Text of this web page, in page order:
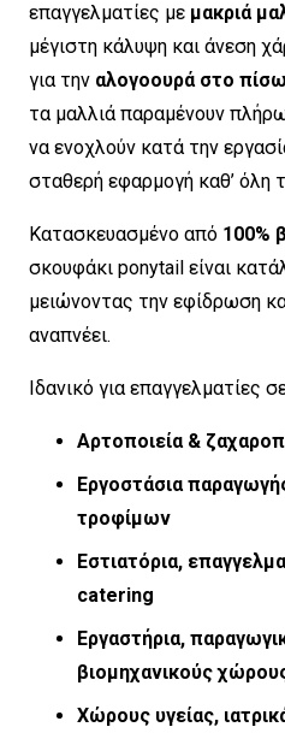
επαγγελματίες με μακριά
μέγιστη κάλυψη και άνεση
για την αλογοουρά στο
τα μαλλιά παραμένουν
να ενοχλούν κατά την
σταθερή εφαρμογή καθ’ όλη
Κατασκευασμένο από 100%
σκουφάκι ponytail είναι
μειώνοντας την εφίδρωση
αναπνέει.
Ιδανικό για επαγγελματίες
Αρτοποιεία &
Εργοστάσια
τροφίμων
Εστιατόρια,
catering
Εργαστήρια,
βιομηχανικούς
Χώρους υγείας,